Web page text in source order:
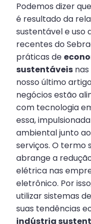
Podemos dizer
é resultado da
sustentável e uso
recentes do
práticas de
sustentáveis
nosso último
negócios estão
com tecnologia
essa,
ambiental junto
serviços. O termo
abrange a
elétrica nas
eletrônico. Por
utilizar sistemas
suas tendências
indústria